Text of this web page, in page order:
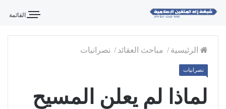
القائمة
الرئيسية / مباحث العقائد / نصرانيات
نصرانيات
لماذا لم يعلن المسيح